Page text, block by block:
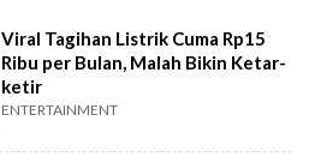
Viral Tagihan Listrik Cuma Rp15
Ribu per Bulan, Malah Bikin Ketar-
ketir
ENTERTAINMENT